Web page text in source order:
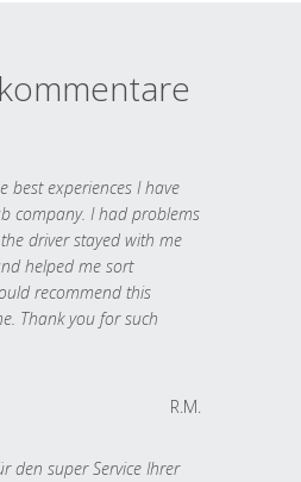
best experiences I have
company. I had problems
driver stayed with me
helped me sort
recommend this
Thank you for such
R.M.
den super Service Ihrer